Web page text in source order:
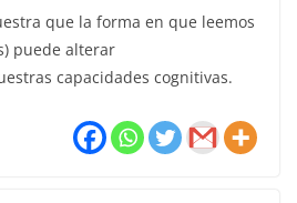
que la forma en que leemos
puede alterar
capacidades cognitivas.